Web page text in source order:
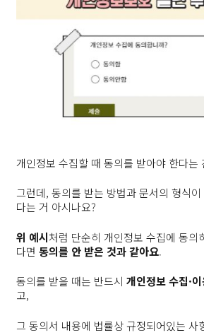
개인정보 수집할 때 동의를 받아야 한다는
그런데, 동의를 받는 방법과 문서의 형식
다는 거 아시나요?
위 예시처럼 단순히 개인정보 수집에 동의
다면 동의를 안 받은 것과 같아요.
동의를 받을 때는 반드시 개인정보 수집·
고,
그 동의서 내용에 법률상 규정되어있는 사